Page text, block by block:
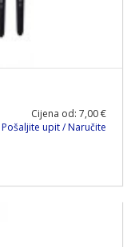
Cijena od: 7,00 €
Pošaljite upit / Naručite